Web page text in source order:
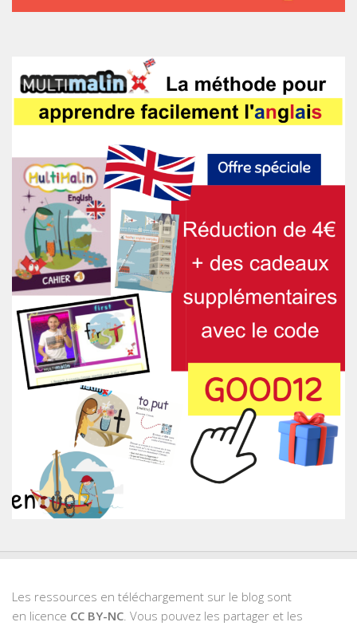
Les ressources en téléchargement sur le blog sont
en licence CC BY-NC. Vous pouvez les partager et les